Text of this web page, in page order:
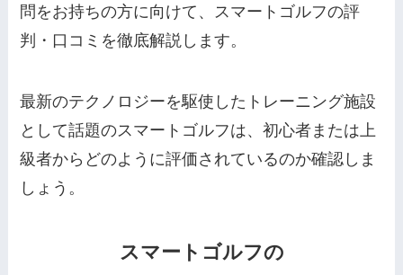
問をお持ちの方に向けて、スマートゴルフの評
判・口コミを徹底解説します。
最新のテクノロジーを駆使したトレーニング施設
として話題のスマートゴルフは、初心者または上
級者からどのように評価されているのか確認しま
しょう。
スマートゴルフの